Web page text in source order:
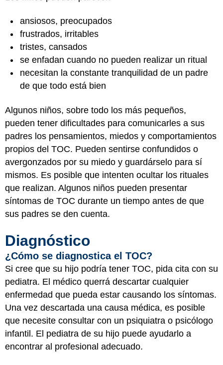
ansiosos, preocupados
frustrados, irritables
tristes, cansados
se enfadan cuando no pueden realizar un ritual
necesitan la constante tranquilidad de un padre
de que todo está bien
Algunos niños, sobre todo los más pequeños,
pueden tener dificultades para comunicarles a sus
padres los pensamientos, miedos y comportamientos
propios del TOC. Pueden sentirse confundidos o
avergonzados por su miedo y guardárselo para sí
mismos. Es posible que intenten ocultar los rituales
que realizan. Algunos niños pueden presentar
síntomas de TOC durante un tiempo antes de que
sus padres se den cuenta.
Diagnóstico
¿Cómo se diagnostica el TOC?
Si cree que su hijo podría tener TOC, pida cita con su
pediatra. El médico querrá descartar cualquier
enfermedad que pueda estar causando los síntomas.
Una vez descartada una causa médica, es posible
que necesite consultar con un psiquiatra o psicólogo
infantil. El pediatra de su hijo puede ayudarlo a
encontrar al profesional adecuado.